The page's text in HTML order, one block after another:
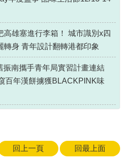
高雄塞進行李箱！ 城市識別x四
轉身 青年設計翻轉港都印象
振南攜手青年局實習計畫連結
百年漢餅擄獲BLACKPINK味
回上一頁 回最上面